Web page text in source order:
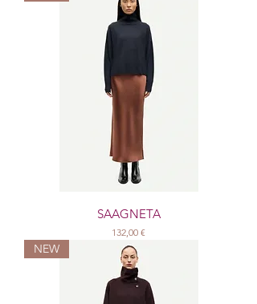
SAAGNETA
Prix
132,00 €
NEW